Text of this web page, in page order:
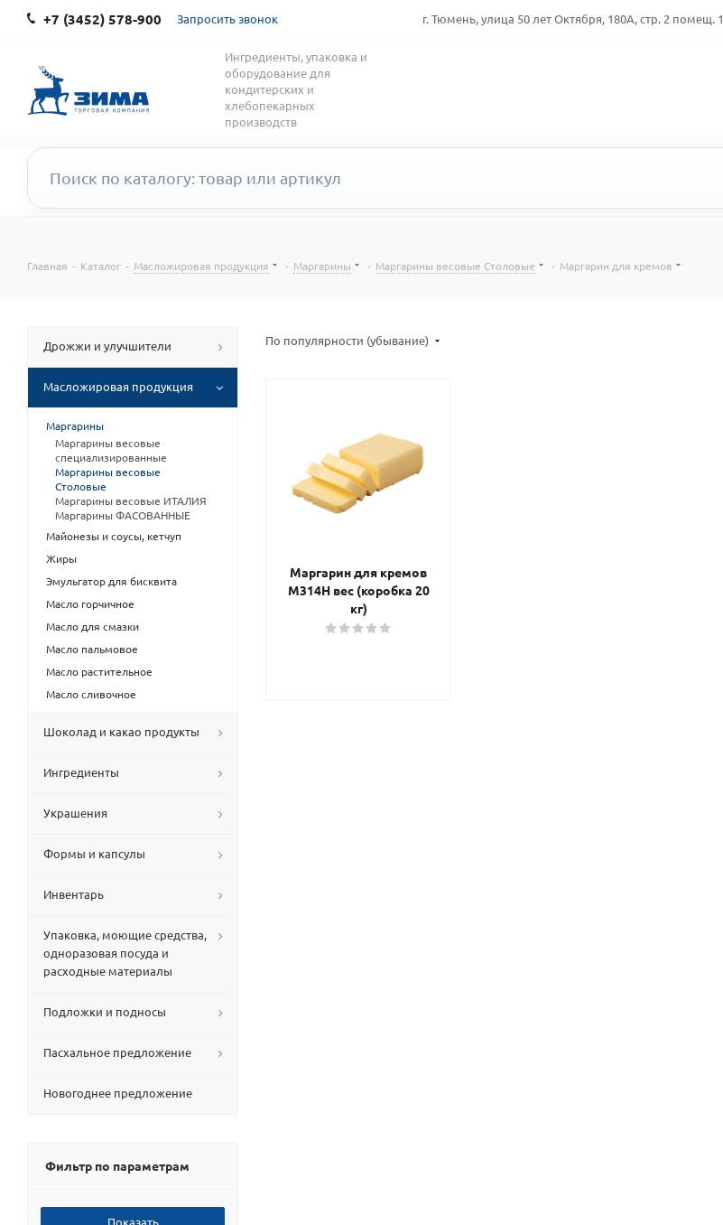
+7 (3452) 578-900 Запросить звонок г. Тюмень, улица 50 лет Октября, 180А, стр. 2 помещ. 1
Ингредиенты, упаковка и
оборудование для
кондитерских и
хлебопекарных
производств
Главная - Каталог - Масложировая продукция - Маргарины - Маргарины весовые Столовые - Маргарин для кремов
По популярности (убывание)
Маргарин для кремов
М314Н вес (коробка 20
кг)
Дрожжи и улучшители
Масложировая продукция
Маргарины
Маргарины весовые
специализированные
Маргарины весовые
Столовые
Маргарины весовые ИТАЛИЯ
Маргарины ФАСОВАННЫЕ
Майонезы и соусы, кетчуп
Жиры
Эмульгатор для бисквита
Масло горчичное
Масло для смазки
Масло пальмовое
Масло растительное
Масло сливочное
Шоколад и какао продукты
Ингредиенты
Украшения
Формы и капсулы
Инвентарь
Упаковка, моющие средства,
одноразовая посуда и
расходные материалы
Подложки и подносы
Пасхальное предложение
Новогоднее предложение
Фильтр по параметрам